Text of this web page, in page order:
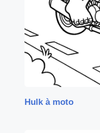
Hulk à moto